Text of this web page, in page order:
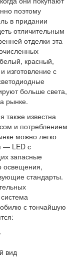
поэтому
в придании
отличительным
отделки эта
красный,
изготовление с
больше света,
рынке.
также известна
и потреблением
можно легко
— LED с
запасные
освещения,
стандарты.
с тончайшую
вид